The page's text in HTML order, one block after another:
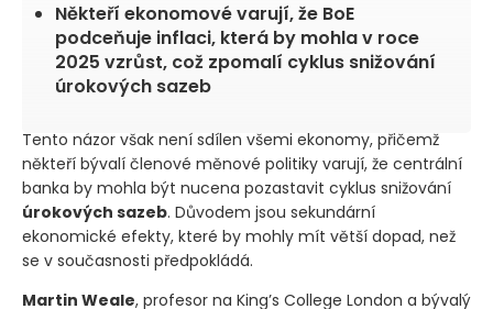
Někteří ekonomové varují, že BoE
podceňuje inflaci, která by mohla v roce
2025 vzrůst, což zpomalí cyklus snižování
úrokových sazeb
Tento názor však není sdílen všemi ekonomy, přičemž
někteří bývalí členové měnové politiky varují, že centrální
banka by mohla být nucena pozastavit cyklus snižování
úrokových sazeb. Důvodem jsou sekundární
ekonomické efekty, které by mohly mít větší dopad, než
se v současnosti předpokládá.
Martin Weale, profesor na King’s College London a bývalý